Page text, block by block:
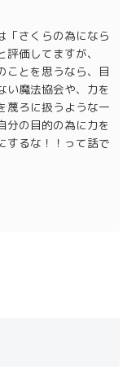
「さくらの為になら
価してますが、
ことを思うなら、目
い魔法協会や、力を
蔑ろに扱うような一
分の目的の為に力を
するな！！って話で